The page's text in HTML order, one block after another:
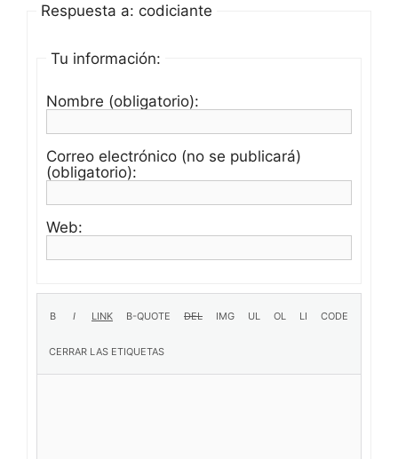
Respuesta a: codiciante
Tu información:
Nombre (obligatorio):
Correo electrónico (no se publicará)
(obligatorio):
Web: